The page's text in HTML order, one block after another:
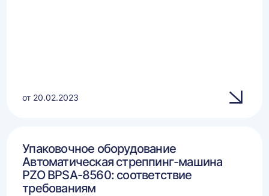
от 20.02.2023
Упаковочное оборудование
Автоматическая стреппинг-машина
PZO BPSA-8560: соответствие
требованиям